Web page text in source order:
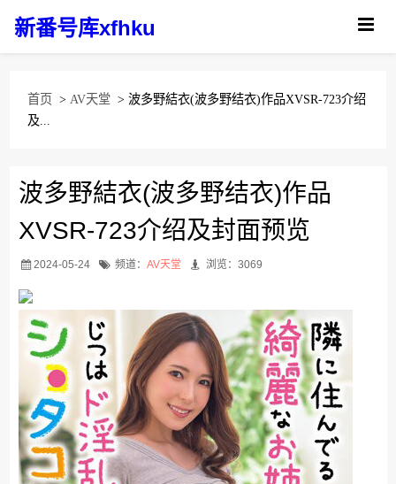
新番号库xfhku
首页 > AV天堂 > 波多野結衣(波多野结衣)作品XVSR-723介绍
及...
波多野結衣(波多野结衣)作品
XVSR-723介绍及封面预览
2024-05-24 频道： AV天堂 浏览：3069